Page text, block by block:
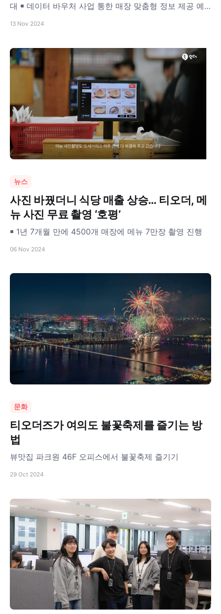
대 ￭ 데이터 바우처 사업 통한 매장 맞춤형 정보 제공 예
13 Nov 2024
뉴스
사진 바꿨더니 식당 매출 상승… 티오더, 메
뉴 사진 무료 촬영 ‘호평’
￭ 1년 7개월 만에 4500개 매장에 메뉴 7만장 촬영 진행
06 Nov 2024
문화
티오더즈가 여의도 불꽃축제를 즐기는 방
법
뷰맛집 파크원 46F 오피스에서 불꽃축제 즐기기
29 Oct 2024